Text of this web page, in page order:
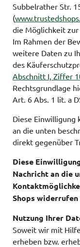
Subbelrather Str.
(
die Möglichkeit
Im Rahmen der
weitere Daten zu
des
Abschnitt I, Ziffer
Rechtsgrundlage
Art. 6 Abs. 1 lit. a
Diese Einwilligung
an die unten
direkt gegenüber
Diese
Nachricht an die
Shops widerrufen
Nutzung Ihrer
Soweit wir mit
erheben bzw.